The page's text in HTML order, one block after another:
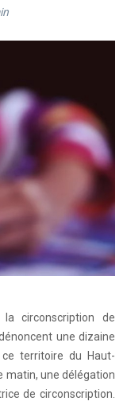
circonscription de
une dizaine
territoire du Haut-
matin, une délégation
de circonscription.